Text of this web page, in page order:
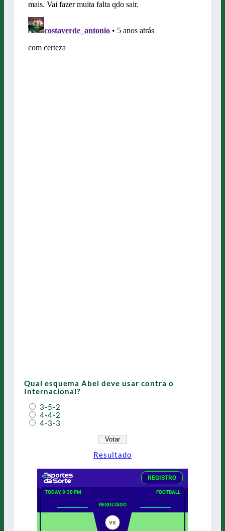
Qual esquema Abel deve usar contra o
Internacional?
3-5-2
4-4-2
4-3-3
Resultado